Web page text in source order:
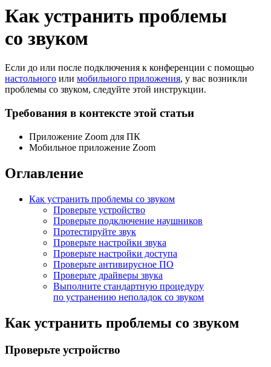
Как устранить проблемы
со звуком
Если до или после подключения к конференции с помощью
настольного или мобильного приложения, у вас возникли
проблемы со звуком, следуйте этой инструкции.
Требования в контексте этой статьи
Приложение Zoom для ПК
Мобильное приложение Zoom
Оглавление
Как устранить проблемы со звуком
Проверьте устройство
Проверьте подключение наушников
Протестируйте звук
Проверьте настройки звука
Проверьте настройки доступа
Проверьте антивирусное ПО
Проверьте драйверы звука
Выполните стандартную процедуру
по устранению неполадок со звуком
Как устранить проблемы со звуком
Проверьте устройство